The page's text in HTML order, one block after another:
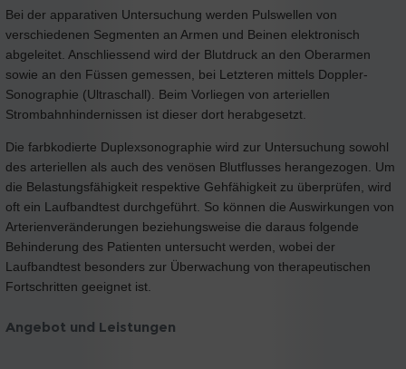
Bei der apparativen Untersuchung werden Pulswellen von
verschiedenen Segmenten an Armen und Beinen elektronisch
abgeleitet. Anschliessend wird der Blutdruck an den Oberarmen
sowie an den Füssen gemessen, bei Letzteren mittels Doppler-
Sonographie (Ultraschall). Beim Vorliegen von arteriellen
Strombahnhindernissen ist dieser dort herabgesetzt.
Die farbkodierte Duplexsonographie wird zur Untersuchung sowohl
des arteriellen als auch des venösen Blutflusses herangezogen. Um
die Belastungsfähigkeit respektive Gehfähigkeit zu überprüfen, wird
oft ein Laufbandtest durchgeführt. So können die Auswirkungen von
Arterienveränderungen beziehungsweise die daraus folgende
Behinderung des Patienten untersucht werden, wobei der
Laufbandtest besonders zur Überwachung von therapeutischen
Fortschritten geeignet ist.
Angebot und Leistungen